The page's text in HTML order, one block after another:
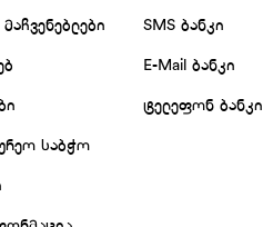
საბჭო
SMS ბანკი
E-Mail ბანკი
ტელეფონ ბანკი